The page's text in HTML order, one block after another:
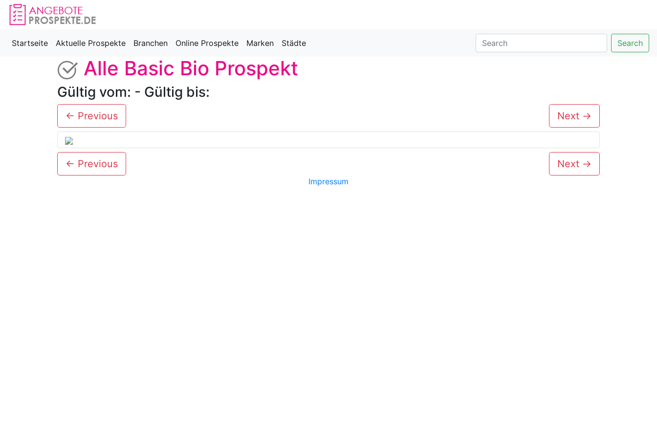
Startseite Aktuelle Prospekte Branchen Online Prospekte Marken Städte Search
Alle Basic Bio Prospekt
Gültig vom: - Gültig bis:
← Previous Next →
← Previous Next →
Impressum